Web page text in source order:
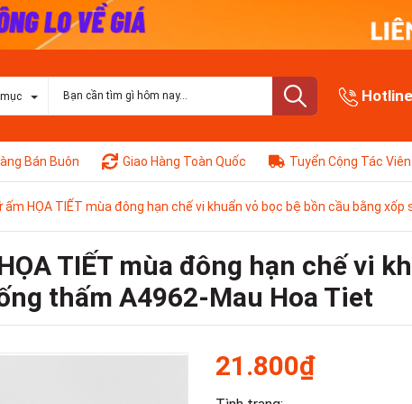
Bán Buôn Giao Hàng Toàn Quốc Tuyển Cộng Tác Viên
HỌA TIẾT mùa đông hạn chế vi khuẩn vỏ bọc bệ bồn cầu bằng
TIẾT mùa đông hạn chế vi
thấm A4962-Mau Hoa Tiet
21.800₫